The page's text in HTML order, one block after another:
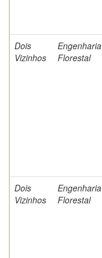
Dois
Vizinhos
Engenharia
Florestal
Dois
Vizinhos
Engenharia
Florestal